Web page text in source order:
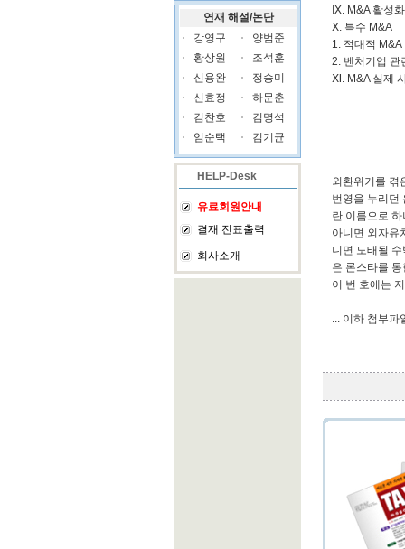
연재 해설/논단
강영구
양범준
황상원
조석훈
신용완
정승미
신효정
하문춘
김찬호
김명석
임순택
김기균
HELP-Desk
유료회원안내
결재 전표출력
회사소개
Ⅸ. M&A 활성
Ⅹ. 특수 M&A
1. 적대적 M&A
2. 벤처기업 관
Ⅺ. M&A 실제
외환위기를 겪
번영을 누리던
란 이름으로
아니면 외자유
니면 도태될
은 론스타를
이 번 호에는
... 이하 첨부파